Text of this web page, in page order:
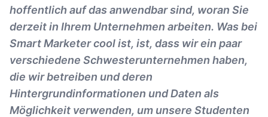
hoffentlich auf das anwendbar sind, woran Sie
derzeit in Ihrem Unternehmen arbeiten. Was bei
Smart Marketer cool ist, ist, dass wir ein paar
verschiedene Schwesterunternehmen haben,
die wir betreiben und deren
Hintergrundinformationen und Daten als
Möglichkeit verwenden, um unsere Studenten